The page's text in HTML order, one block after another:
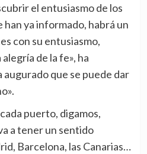
el entusiasmo de los
han ya informado, habrá un
con su entusiasmo,
de la fe», ha
augurado que se puede dar
a tener un sentido
Barcelona, las Canarias…